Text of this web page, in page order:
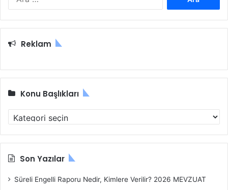
Reklam
Konu Başlıkları
o
n
B
ş
Son Yazılar
Süreli Engelli Raporu Nedir, Kimlere Verilir? 2026 MEVZUAT